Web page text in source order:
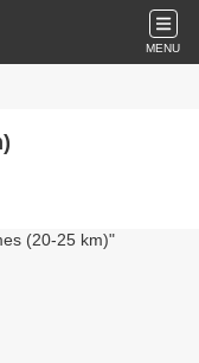
MENU